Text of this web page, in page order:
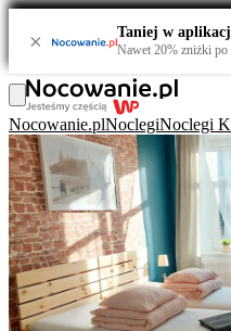
× Taniej w
Nawet 20% zniżki po
Nocowanie.plNoclegiNoclegi